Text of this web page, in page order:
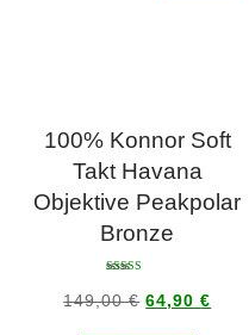
100% Konnor Soft
Takt Havana
Objektive Peakpolar
Bronze
5.00
von 5
149,00€ 64,90€